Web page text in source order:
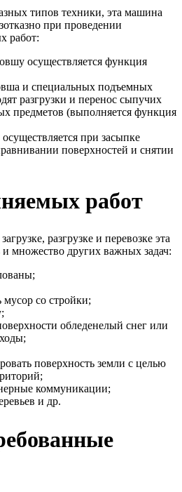
типов техники, эта машина
при проведении
работ:
осуществляется функция
и специальных подъемных
разгрузки и перенос сыпучих
предметов (выполняется функция
при засыпке
поверхностей и снятии
работ
разгрузке и перевозке эта
множество других важных задач:
мусор со стройки;
обледенелый снег или
поверхность земли с целью
коммуникации;
и др.